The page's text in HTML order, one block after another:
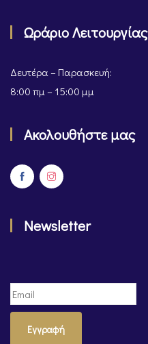
Ωράριο Λειτουργίας
Δευτέρα – Παρασκευή:
8:00 πμ – 15:00 μμ
Ακολουθήστε μας
Newsletter
Εγγραφή